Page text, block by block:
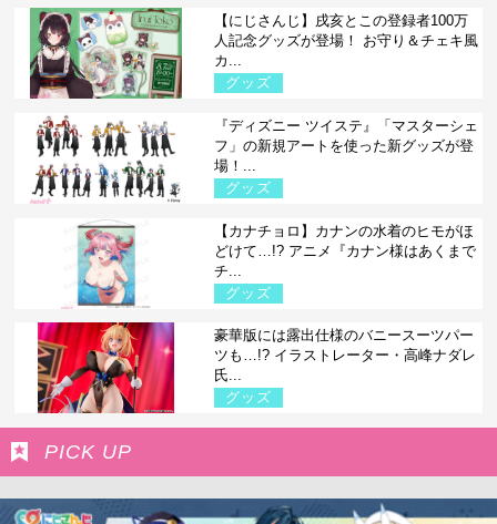
【にじさんじ】戌亥とこの登録者100万
人記念グッズが登場！ お守り＆チェキ風
カ...
グッズ
『ディズニー ツイステ』「マスターシェ
フ」の新規アートを使った新グッズが登
場！...
グッズ
【カナチョロ】カナンの水着のヒモがほ
どけて…!? アニメ『カナン様はあくまで
チ...
グッズ
豪華版には露出仕様のバニースーツパー
ツも…!? イラストレーター・高峰ナダレ
氏...
グッズ
PICK UP